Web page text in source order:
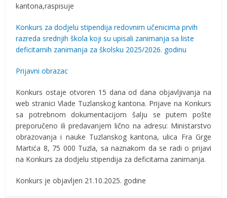
kantona,raspisuje
Konkurs za dodjelu stipendija redovnim učenicima prvih
razreda srednjih škola koji su upisali zanimanja sa liste
deficitarnih zanimanja za školsku 2025/2026. godinu
Prijavni obrazac
Konkurs ostaje otvoren 15 dana od dana objavljivanja na
web stranici Vlade Tuzlanskog kantona. Prijave na Konkurs
sa potrebnom dokumentacijom šalju se putem pošte
preporučeno ili predavanjem lično na adresu: Ministarstvo
obrazovanja i nauke Tuzlanskog kantona, ulica Fra Grge
Martića 8, 75 000 Tuzla, sa naznakom da se radi o prijavi
na Konkurs za dodjelu stipendija za deficitarna zanimanja.
Konkurs je objavljen 21.10.2025. godine